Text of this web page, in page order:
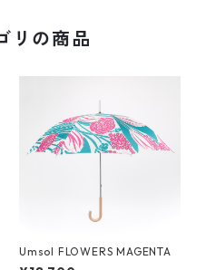
リの商品
Umsol FLOWERS MAGENTA